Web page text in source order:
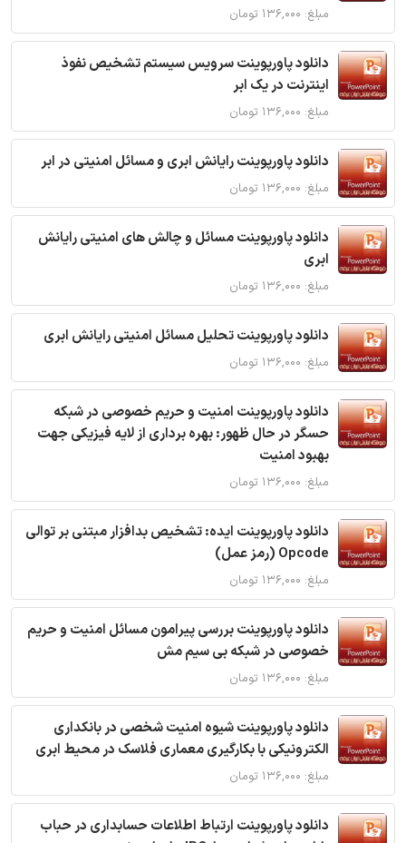
مبلغ: ۱۳۶,۰۰۰ تومان
دانلود پاورپوینت سرویس سیستم تشخیص نفوذ
اینترنت در یک ابر
مبلغ: ۱۳۶,۰۰۰ تومان
دانلود پاورپوینت رایانش ابری و مسائل امنیتی در ابر
مبلغ: ۱۳۶,۰۰۰ تومان
دانلود پاورپوینت مسائل و چالش های امنیتی رایانش
ابری
مبلغ: ۱۳۶,۰۰۰ تومان
دانلود پاورپوینت تحلیل مسائل امنیتی رایانش ابری
مبلغ: ۱۳۶,۰۰۰ تومان
دانلود پاورپوینت امنیت و حریم خصوصی در شبکه
حسگر در حال ظهور: بهره برداری از لایه فیزیکی جهت
بهبود امنیت
مبلغ: ۱۳۶,۰۰۰ تومان
دانلود پاورپوینت ایده: تشخیص بدافزار مبتنی بر توالی
Opcode (رمز عمل)
مبلغ: ۱۳۶,۰۰۰ تومان
دانلود پاورپوینت بررسی پیرامون مسائل امنیت و حریم
خصوصی در شبکه بی سیم مش
مبلغ: ۱۳۶,۰۰۰ تومان
دانلود پاورپوینت شیوه امنیت شخصی در بانکداری
الکترونیکی با بکارگیری معماری فلاسک در محیط ابری
مبلغ: ۱۳۶,۰۰۰ تومان
دانلود پاورپوینت ارتباط اطلاعات حسابداری در حباب